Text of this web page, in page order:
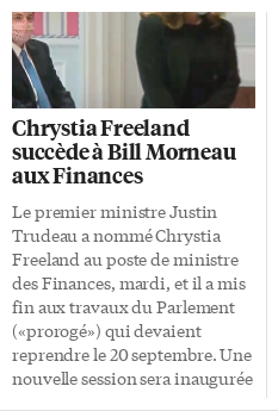
communautés: état du secteur
après trois mois de crise de la
CoViD-19. En Ontario, il existe
58 000 organismes à but non
lucratif (OBNL) anglophones,
francophones ou bilingues.
Entre le 16 et le 28 juin, quelque
1 130 d’entre eux ont participé à
un sondage mené
conjointement par l’Assemblée
de la francophonie de l’Ontario
(AFO) et l’Ontario Nonprofit
Network (ONN), avec […]
Chrystia Freeland
succède à Bill Morneau
aux Finances
Le premier ministre Justin
Trudeau a nommé Chrystia
Freeland au poste de ministre
des Finances, mardi, et il a mis
fin aux travaux du Parlement
(«prorogé») qui devaient
reprendre le 20 septembre. Une
nouvelle session sera inaugurée